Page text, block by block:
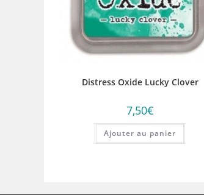
Distress Oxide Lucky Clover
7,50€
Ajouter au panier